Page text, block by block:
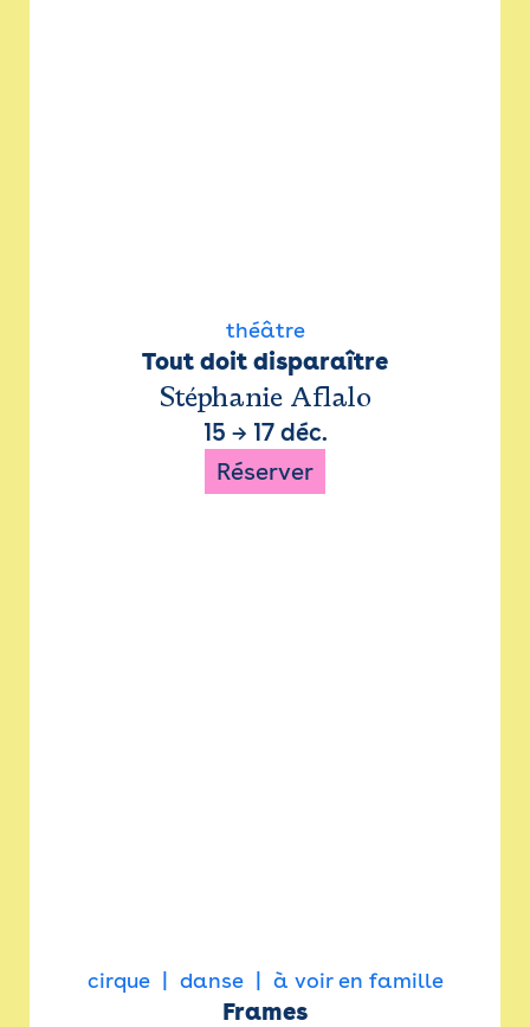
théâtre
Tout doit disparaître
Stéphanie Aflalo
15 → 17 déc.
Réserver
cirque danse à voir en famille
Frames